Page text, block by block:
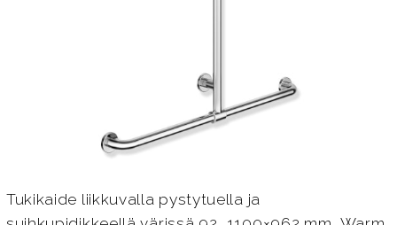
Tukikaide liikkuvalla pystytuella ja